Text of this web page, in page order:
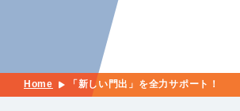
Home 「新しい門出」を全力サポート！